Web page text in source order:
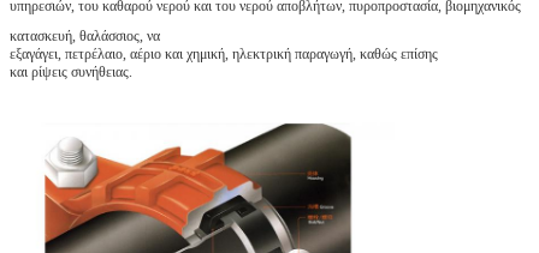
υπηρεσιών, του καθαρού νερού και του νερού αποβλήτων, πυροπροστασία, βιομηχανικός
κατασκευή, θαλάσσιος, να
εξαγάγει, πετρέλαιο, αέριο και χημική, ηλεκτρική παραγωγή, καθώς επίσης
και ρίψεις συνήθειας.